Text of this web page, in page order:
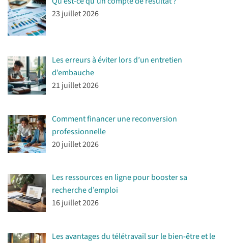
23 juillet 2026
Les erreurs à éviter lors d’un entretien
d’embauche
21 juillet 2026
Comment financer une reconversion
professionnelle
20 juillet 2026
Les ressources en ligne pour booster sa
recherche d’emploi
16 juillet 2026
Les avantages du télétravail sur le bien-être et le